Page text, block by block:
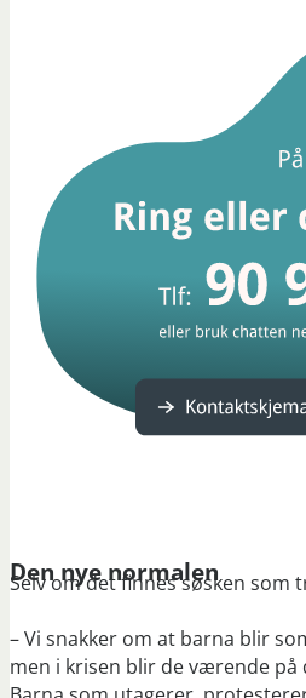
Den nye normalen
Selv om det finnes søsken som
– Vi snakker om at barna blir
men i krisen blir de værende på